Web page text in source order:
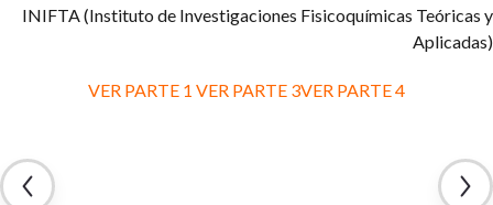
INIFTA (Instituto de Investigaciones Fisicoquímicas Teóricas y
Aplicadas)
VER PARTE 1 VER PARTE 3VER PARTE 4